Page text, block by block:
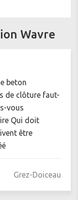
Wavre
beton
de clôture faut-
vous
Qui doit
être
Grez-Doiceau